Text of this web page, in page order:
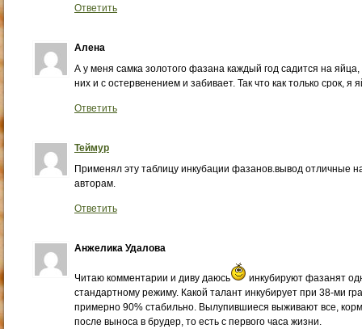
Ответить
Алена
А у меня самка золотого фазана каждый год садится на
них и с остервенением и забивает. Так что как только срок, я
Ответить
Теймур
Применял эту таблицу инкубации фазанов.вывод отличные
авторам.
Ответить
Анжелика Удалова
Читаю комментарии и диву даюсь
инкубируют фазанят
стандартному режиму. Какой талант инкубирует при 38-ми
примерно 90% стабильно. Вылупившиеся выживают все,
после выноса в брудер, то есть с первого часа жизни.